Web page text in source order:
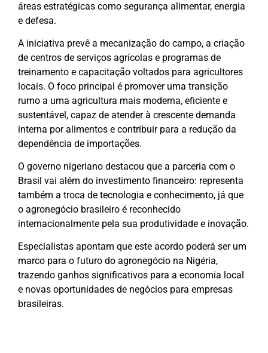
áreas estratégicas como segurança alimentar, energia
e defesa.
A iniciativa prevê a mecanização do campo, a criação
de centros de serviços agrícolas e programas de
treinamento e capacitação voltados para agricultores
locais. O foco principal é promover uma transição
rumo a uma agricultura mais moderna, eficiente e
sustentável, capaz de atender à crescente demanda
interna por alimentos e contribuir para a redução da
dependência de importações.
O governo nigeriano destacou que a parceria com o
Brasil vai além do investimento financeiro: representa
também a troca de tecnologia e conhecimento, já que
o agronegócio brasileiro é reconhecido
internacionalmente pela sua produtividade e inovação.
Especialistas apontam que este acordo poderá ser um
marco para o futuro do agronegócio na Nigéria,
trazendo ganhos significativos para a economia local
e novas oportunidades de negócios para empresas
brasileiras.